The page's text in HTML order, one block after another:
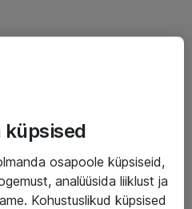
küpsised
osapoole küpsiseid,
analüüsida liiklust ja
Kohustuslikud küpsised